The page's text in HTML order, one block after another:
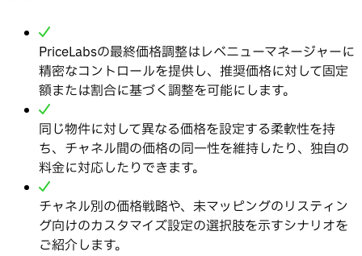
PriceLabsの最終価格調整はレベニューマネージャーに
精密なコントロールを提供し、推奨価格に対して固定
額または割合に基づく調整を可能にします。
同じ物件に対して異なる価格を設定する柔軟性を持
ち、チャネル間の価格の同一性を維持したり、独自の
料金に対応したりできます。
チャネル別の価格戦略や、未マッピングのリスティン
グ向けのカスタマイズ設定の選択肢を示すシナリオを
ご紹介します。